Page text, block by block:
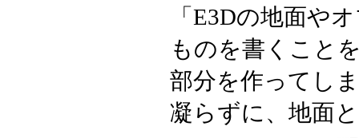
「E3Dの地面や
ものを書くこと
部分を作ってし
凝らずに、地面